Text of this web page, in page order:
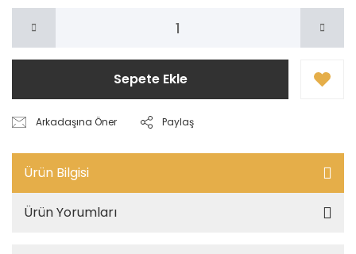
Sepete Ekle
Arkadaşına Öner Paylaş
Ürün Bilgisi
Ürün Yorumları